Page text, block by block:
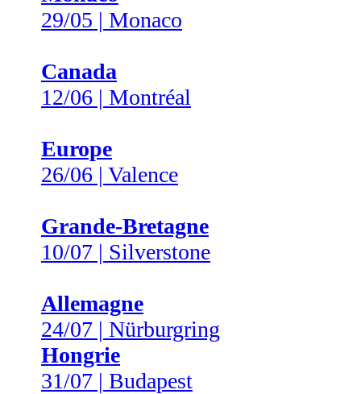
29/05 | Monaco
Canada
12/06 | Montréal
Europe
26/06 | Valence
Grande-Bretagne
10/07 | Silverstone
Allemagne
24/07 | Nürburgring
Hongrie
31/07 | Budapest